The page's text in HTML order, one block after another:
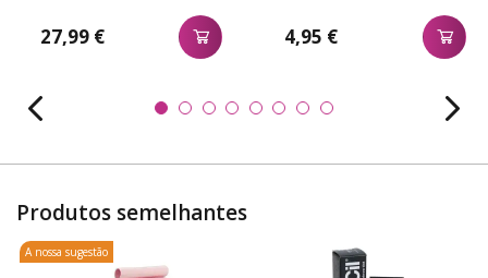
27,99 € 4,95 €
Produtos semelhantes
A nossa sugestão